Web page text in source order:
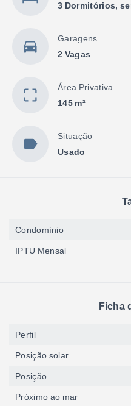
3 Dormitórios,
Garagens
2 Vagas
Área Privativa
145 m²
Situação
Usado
Condomínio
IPTU Mensal
Ficha
Perfil
Posição solar
Posição
Próximo ao mar